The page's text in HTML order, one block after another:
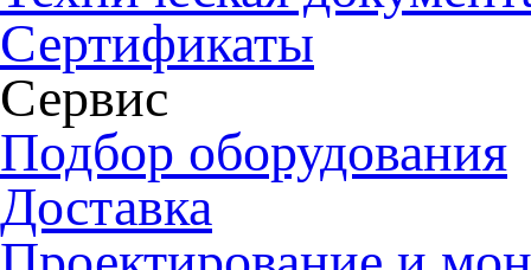
Сертификаты
Сервис
Подбор оборудования
Доставка